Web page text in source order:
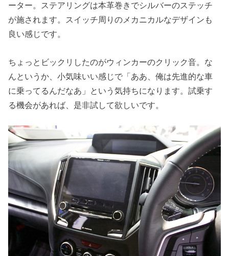
ーター。ステアリングは本革巻きでシルバーのステッチ
が施されます。スイッチ周りのメカニカルなデザインも
良い感じです。
ちょっとビックリしたのがウィンカーのクリック音。な
んというか、小気味いい感じで「ああ、俺は先進的な車
に乗ってるんだなあ」という気持ちになります。試乗す
る機会があれば、是非試して欲しいです。